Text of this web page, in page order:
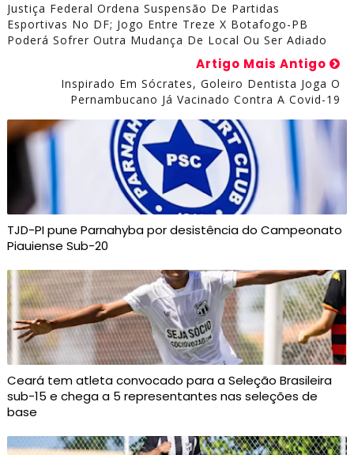
Justiça Federal Ordena Suspensão De Partidas
Esportivas No DF; Jogo Entre Treze X Botafogo-PB
Poderá Sofrer Outra Mudança De Local Ou Ser Adiado
Artigo Mais Antigo
Inspirado Em Sócrates, Goleiro Dentista Joga O
Pernambucano Já Vacinado Contra A Covid-19
TJD-PI pune Parnahyba por desistência do Campeonato
Piauiense Sub-20
Ceará tem atleta convocado para a Seleção Brasileira
sub-15 e chega a 5 representantes nas seleções de
base